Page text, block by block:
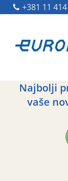
0800 50 12
+381 11
Najbolji
vaše